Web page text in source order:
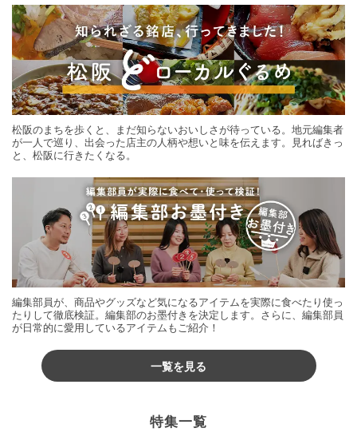
松阪のまちを歩くと、まだ知らないおいしさが待っている。地元編集者
が一人で巡り、出会った店主の人柄や想いと味を伝えます。見ればきっ
と、松阪に行きたくなる。
編集部員が、商品やグッズなど気になるアイテムを実際に食べたり使っ
たりして徹底検証。編集部のお墨付きを決定します。さらに、編集部員
が日常的に愛用しているアイテムもご紹介！
一覧を見る
特集一覧